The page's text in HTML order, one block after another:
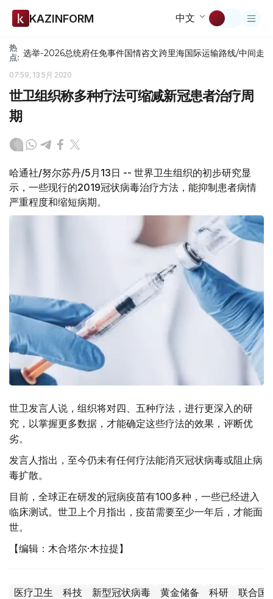
KAZINFORM 中文
热
点: 选举-2026总统府任免事件国情咨文跨里海国际运输路线/中间走廊
07:59, 13 5月 2020
世卫组织称多种疗法可缩减新冠患者治疗周
期
哈通社/努尔苏丹/5月13日 -- 世界卫生组织的初步研究显
示，一些现行的2019冠状病毒治疗方法，能抑制患者病情
严重程度和缩短病期。
世卫发言人说，组织将对四、五种疗法，进行更深入的研
究，以掌握更多数据，才能确定这些疗法的效果，评断优
劣。
发言人指出，至今仍未有任何疗法能消灭冠状病毒或阻止病
毒扩散。
目前，全球正在研发的冠病疫苗有100多种，一些已经进入
临床测试。世卫上个月指出，疫苗需要至少一年后，才能面
世。
【编辑：木合塔尔·木拉提】
医疗卫生 科技 新型冠状病毒 黄金储备 科研 联合国